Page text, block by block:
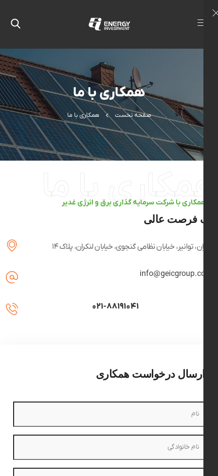
همکاری با ما
صفحه نخست همکاری با ما
همکاری با شرکت سرمایه گذاری برق و انرژی غدیر
فرصت عالی
با ما
توانیر، خیابان نظامی گنجوی، خیابان لنکران، پلاک ۱۴
۰۲۱-۸۸۱۹۱۰۴۱
ارسال درخواست همکاری
(ضروری)